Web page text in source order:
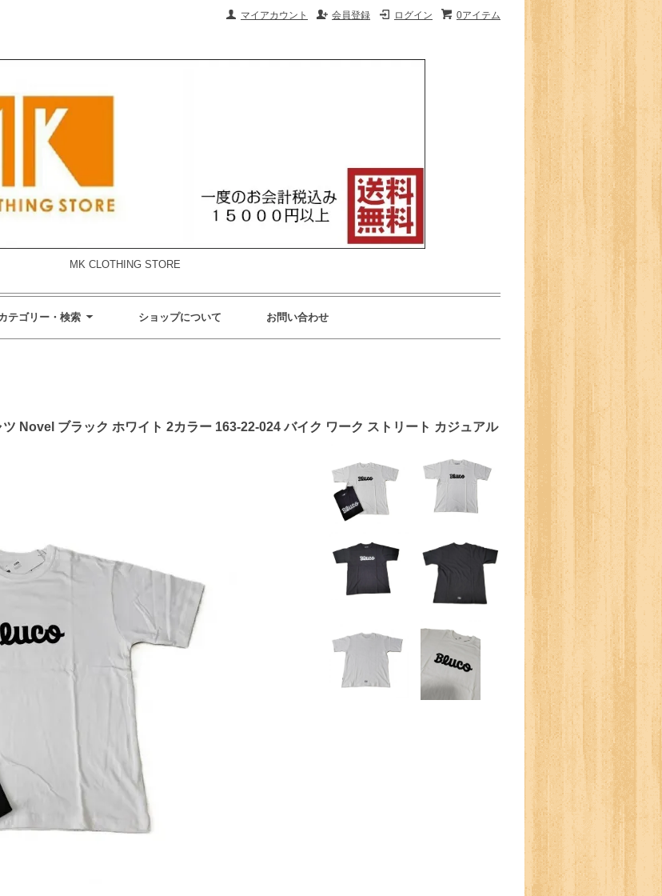
0アイテム
ログイン
会員登録
マイアカウント
MK CLOTHING STORE
テゴリー・検索 ショップについて お問い合わせ
Novel ブラック ホワイト 2カラー 163-22-024 バイク ワーク ストリート カジュアル